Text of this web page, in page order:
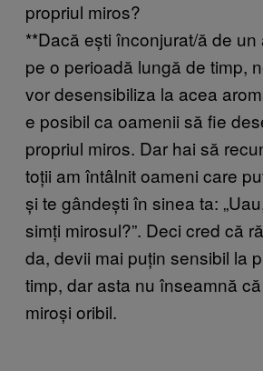
propriul miros?
**Dacă ești înconjurat/ă de un
pe o perioadă lungă de timp,
vor desensibiliza la acea
e posibil ca oamenii să fie
propriul miros. Dar hai să
toții am întâlnit oameni care
și te gândești în sinea ta:
simți mirosul?”. Deci cred că
da, devii mai puțin sensibil la
timp, dar asta nu înseamnă
miroși oribil.